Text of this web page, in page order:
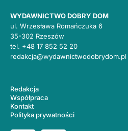
WYDAWNICTWO DOBRY DOM
ul. Wrzesława Romańczuka 6
35-302 Rzeszów
tel. +48 17 852 52 20
redakcja@wydawnictwodobrydom.pl
Redakcja
Współpraca
Kontakt
Polityka prywatności